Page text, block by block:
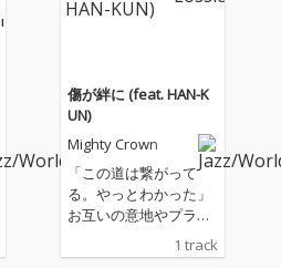
傷が絆に (feat. HAN-K
UN)
Mighty Crown
「この道は繋がって
る。やっとわかった」
お互いの意地やプライ
ドがぶつかり起きたわ
だかまり。 これまでの
1 track